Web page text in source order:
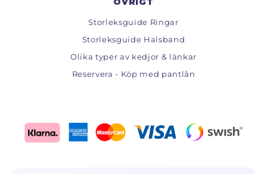
Storleksguide Ringar
Storleksguide Halsband
Olika typer av kedjor & länkar
Reservera - Köp med pantlån